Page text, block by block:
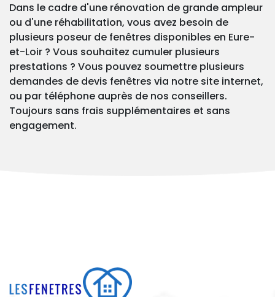
Dans le cadre d'une rénovation de grande ampleur
ou d'une réhabilitation, vous avez besoin de
plusieurs poseur de fenêtres disponibles en Eure-
et-Loir ? Vous souhaitez cumuler plusieurs
prestations ? Vous pouvez soumettre plusieurs
demandes de devis fenêtres via notre site internet,
ou par téléphone auprès de nos conseillers.
Toujours sans frais supplémentaires et sans
engagement.